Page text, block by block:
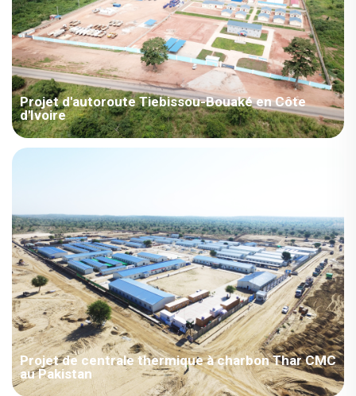
Projet d'autoroute Tiebissou-Bouaké en Côte
d'Ivoire
Côte d'Ivoire – Projet d'Autoroute Tiebissou-Bouaké en Côte
Projet de centrale thermique à charbon Thar CMC
au Pakistan